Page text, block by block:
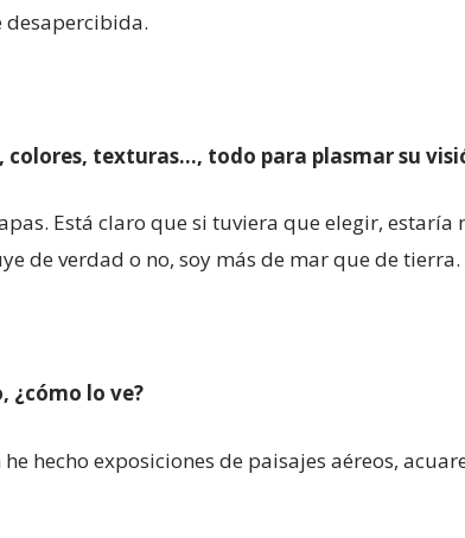
desapercibida.
colores, texturas…, todo para plasmar su
Está claro que si tuviera que elegir,
de verdad o no, soy más de mar que de
¿cómo lo ve?
hecho exposiciones de paisajes aéreos,